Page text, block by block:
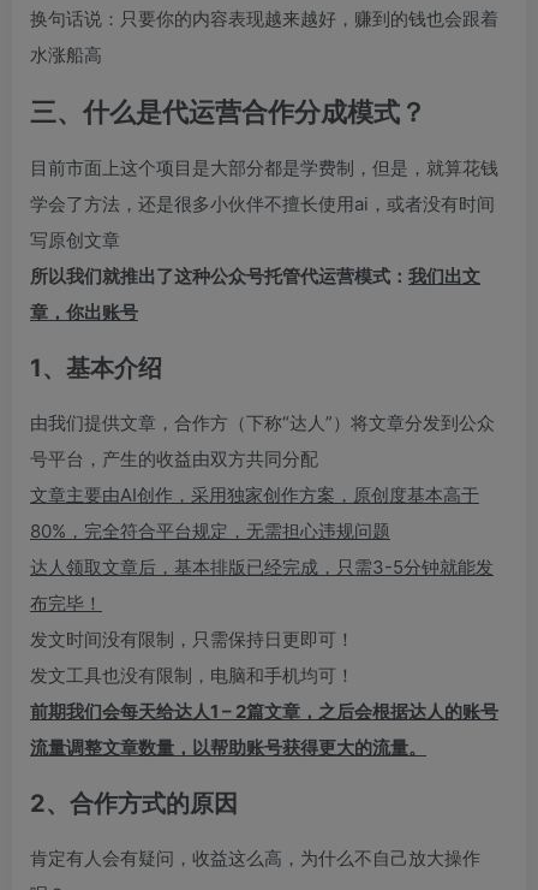
换句话说：只要你的内容表现越来越好，赚到的钱也会跟着
水涨船高
三、什么是代运营合作分成模式？
目前市面上这个项目是大部分都是学费制，但是，就算花钱
学会了方法，还是很多小伙伴不擅长使用ai，或者没有时间
写原创文章
所以我们就推出了这种公众号托管代运营模式： 我们出文
章，你出账号
1、基本介绍
由我们提供文章，合作方（下称“达人”）将文章分发到公众
号平台，产生的收益由双方共同分配
文章主要由AI创作，采用独家创作方案，原创度基本高于
80%，完全符合平台规定，无需担心违规问题
达人领取文章后，基本排版已经完成，只需3-5分钟就能发
布完毕！
发文时间没有限制，只需保持日更即可！
发文工具也没有限制，电脑和手机均可！
前期我们会每天给达人1 – 2篇文章，之后会根据达人的账号
流量调整文章数量，以帮助账号获得更大的流量。
2、合作方式的原因
肯定有人会有疑问，收益这么高，为什么不自己放大操作